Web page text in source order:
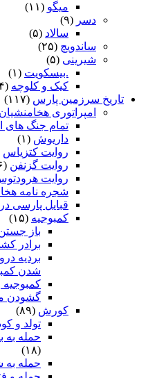
میگو (۱۱)
دسر (۹)
سالاد (۵)
ساندویچ (۲۵)
شیرینی (۵)
.بیسکویت (۱)
کیک و کلوچه (۴)
تاریخ سرزمین پارس (۱۱۷)
امپراتوری هخامنشیان
تمام جنگ های
داریوش (۱)
روایت کتزیاس
روایت گزنفن (۶)
روایت
شجره نامه
قبایل پارسی
کمبوجیه (۱۵)
باز
برادر
بردیه
شدن
گشودن
کورش (۸۹)
تولد و
حمله به
(۱۸)
حمله